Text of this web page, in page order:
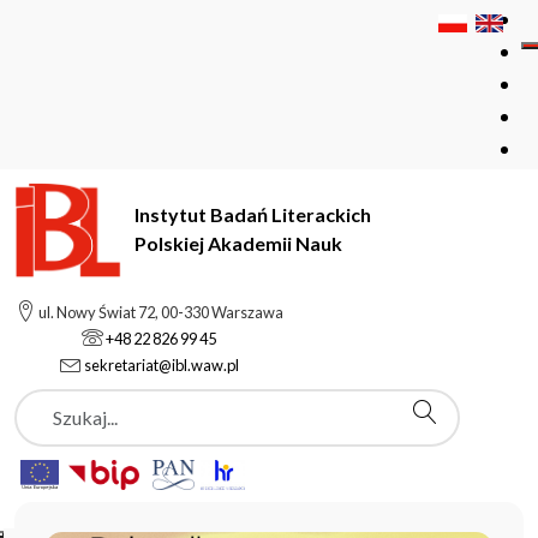
Instytut Badań Literackich
Polskiej Akademii Nauk
ul. Nowy Świat 72, 00-330 Warszawa
+48 22 826 99 45
sekretariat@ibl.waw.pl
Szukaj
Instytut Badań Literackich Polskiej Akademii Nauk
Aktualności